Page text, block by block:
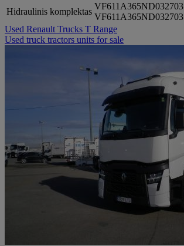
Hidraulinis komplektas
VF611A365ND032703
VF611A365ND032703
Used Renault Trucks T Range
Used truck tractors units for sale